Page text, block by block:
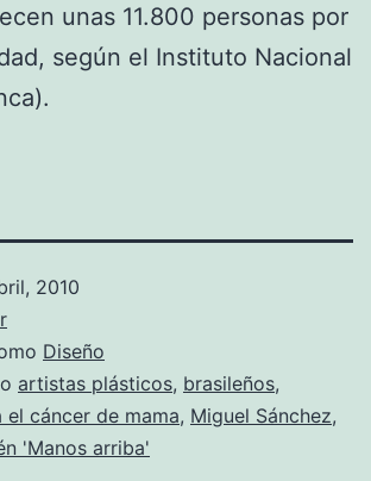
unas 11.800 personas por
según el Instituto Nacional
2010
Diseño
artistas plásticos, brasileños,
cáncer de mama, Miguel Sánchez,
'Manos arriba'